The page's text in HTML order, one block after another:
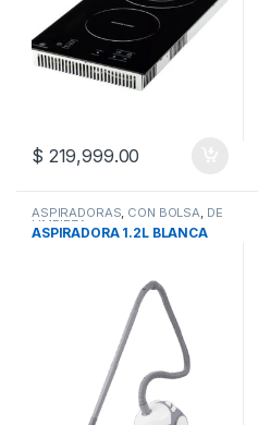
$ 219,999.00
ASPIRADORAS, CON BOLSA, DE
LIMPIEZA,
ELECTRODOMESTICOS
ASPIRADORA 1.2L BLANCA